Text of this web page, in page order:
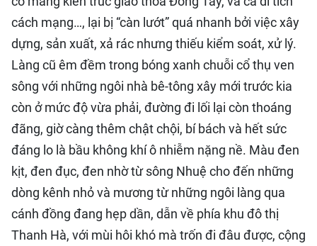
cách mạng…, lại bị “càn lướt” quá nhanh bởi việc xây
dựng, sản xuất, xả rác nhưng thiếu kiểm soát, xử lý.
Làng cũ êm đềm trong bóng xanh chuỗi cổ thụ ven
sông với những ngôi nhà bê-tông xây mới trước kia
còn ở mức độ vừa phải, đường đi lối lại còn thoáng
đãng, giờ càng thêm chật chội, bí bách và hết sức
đáng lo là bầu không khí ô nhiễm nặng nề. Màu đen
kịt, đen đục, đen nhờ từ sông Nhuệ cho đến những
dòng kênh nhỏ và mương từ những ngôi làng qua
cánh đồng đang hẹp dần, dẫn về phía khu đô thị
Thanh Hà, với mùi hôi khó mà trốn đi đâu được, cộng